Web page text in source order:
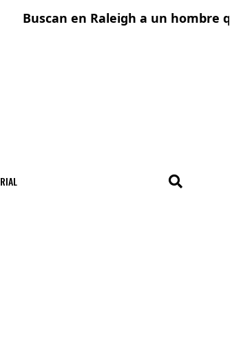
en Raleigh a un hombre que